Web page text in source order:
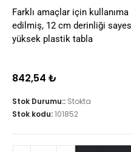
Farklı amaçlar için
edilmiş, 12 cm derinliği
yüksek plastik tabla
842,54 ₺
Stok Durumu:: Stokta
Stok kodu:101852